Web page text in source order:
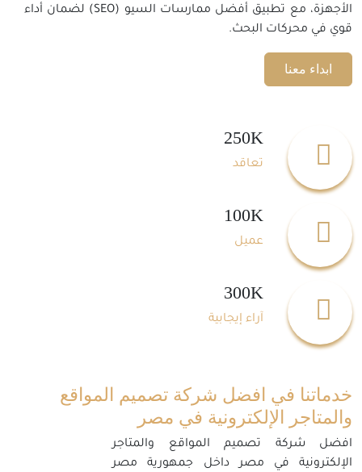
الأجهزة، مع تطبيق أفضل ممارسات السيو (SEO) لضمان أداء
قوي في محركات البحث.
ابداء معنا
250K
تعاقد
100K
عميل
300K
آراء إيجابية
خدماتنا في افضل شركة تصميم المواقع
والمتاجر الإلكترونية في مصر
افضل شركة تصميم المواقع والمتاجر
الإلكترونية في مصر داخل جمهورية مصر